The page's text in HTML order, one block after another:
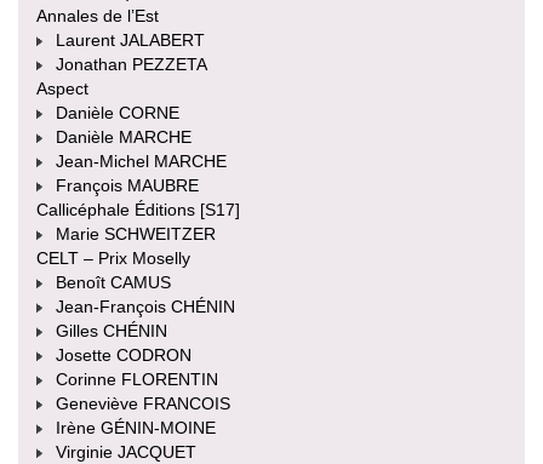
Annales de l’Est
Laurent JALABERT
Jonathan PEZZETA
Aspect
Danièle CORNE
Danièle MARCHE
Jean-Michel MARCHE
François MAUBRE
Callicéphale Éditions [S17]
Marie SCHWEITZER
CELT – Prix Moselly
Benoît CAMUS
Jean-François CHÉNIN
Gilles CHÉNIN
Josette CODRON
Corinne FLORENTIN
Geneviève FRANCOIS
Irène GÉNIN-MOINE
Virginie JACQUET